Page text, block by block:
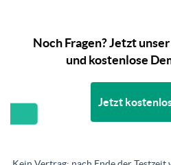
Noch Fragen? Jetzt
und kostenlose
Jetzt